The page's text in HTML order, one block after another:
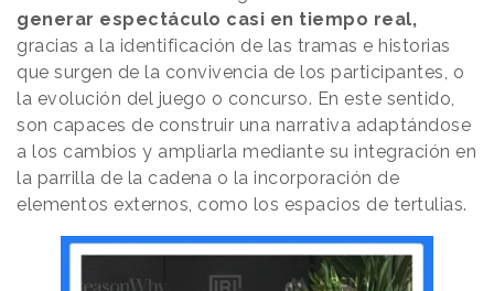
generar espectáculo casi en tiempo real,
gracias a la identificación de las tramas e historias
que surgen de la convivencia de los participantes, o
la evolución del juego o concurso. En este sentido,
son capaces de construir una narrativa adaptándose
a los cambios y ampliarla mediante su integración en
la parrilla de la cadena o la incorporación de
elementos externos, como los espacios de tertulias.